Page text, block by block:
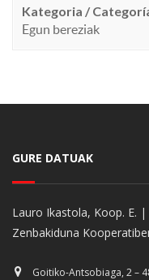
Kategoria /
Egun bereziak
GURE DATUAK
Lauro Ikastola, Koop. E.
Zenbakiduna
Goitiko-Antsobiaga, 2 –